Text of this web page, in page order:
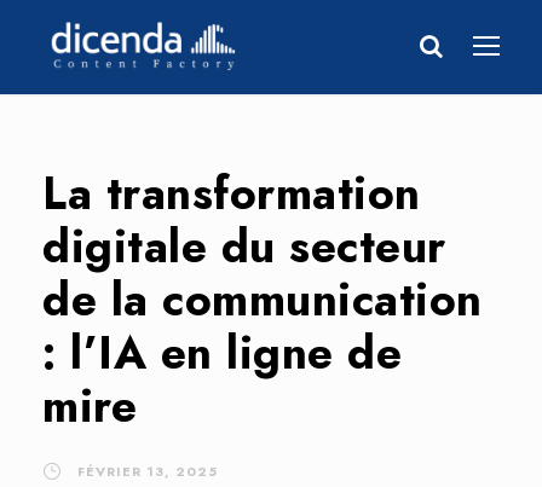
La transformation
digitale du secteur
de la communication
: l’IA en ligne de
mire
FÉVRIER 13, 2025